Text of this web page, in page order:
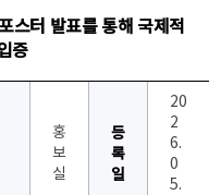
스터 발표를 통해 국제적
증
홍
보
실
등
록
일
20
2
6.
0
5.